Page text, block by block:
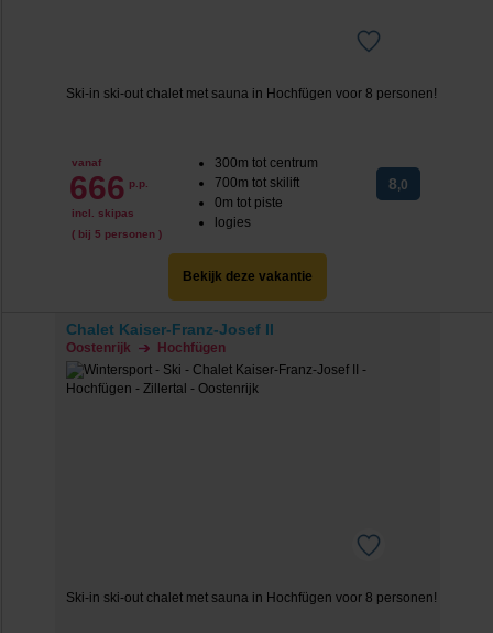
Ski-in ski-out chalet met sauna in Hochfügen voor 8 personen!
vanaf
666 p.p.
incl. skipas
( bij 5 personen )
300m tot centrum
700m tot skilift
0m tot piste
logies
8,0
Bekijk deze vakantie
Chalet Kaiser-Franz-Josef II
Oostenrijk Hochfügen
Ski-in ski-out chalet met sauna in Hochfügen voor 8 personen!